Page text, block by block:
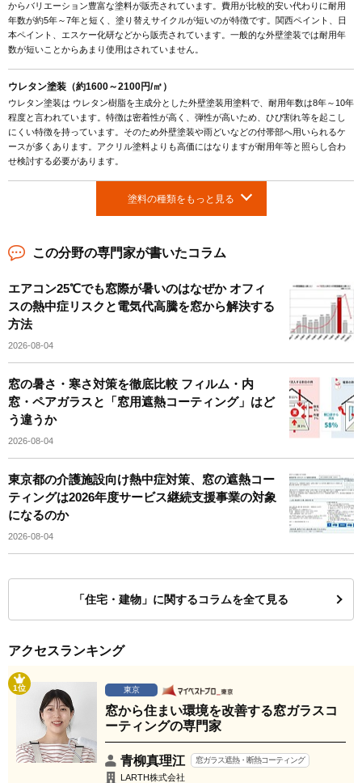
からバリエーション豊富な塗料が販売されています。費用が比較的安い代わりに耐用
年数が約5年～7年と短く、塗り替えサイクルが短いのが特徴です。関西ペイント、日
本ペイント、エスケー化研などから販売されています。一般的な外壁塗装では耐用年
数が短いことからあまり使用はされていません。
ウレタン塗装（約1600～2100円/㎡）
ウレタン塗装は ウレタン樹脂を主成分とした外壁塗装用塗料で、耐用年数は8年～10年
程度と言われています。特徴は密着性が高く、弾性が高いため、ひび割れ等を起こし
にくい特徴を持っています。そのため外壁塗装や雨どいなどの付帯部へ用いられるケ
ースが多くあります。アクリル塗料よりも高価にはなりますが耐用年等と照らし合わ
せ検討する必要があります。
塗料の種類をもっと見る
この分野の専門家が書いたコラム
エアコン25℃でも窓際が暑いのはなぜか オフィ
スの熱中症リスクと電気代高騰を窓から解決する
方法
2026-08-04
窓の暑さ・寒さ対策を徹底比較 フィルム・内
窓・ペアガラスと「窓用遮熱コーティング」はど
う違うか
2026-08-04
東京都の介護施設向け熱中症対策、窓の遮熱コー
ティングは2026年度サービス継続支援事業の対象
になるのか
2026-08-04
「住宅・建物」に関するコラムを全て見る
アクセスランキング
1位 東京
窓から住まい環境を改善する窓ガラスコ
ーティングの専門家
青柳真理江 窓ガラス遮熱・断熱コーティング
LARTH株式会社